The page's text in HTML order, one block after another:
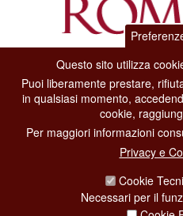
Dipartimento Grandi
Via di San Basilio, 51
00187 Roma
CONTACT
CONTATTA LA
Questo sito utilizza
Puoi liberamente prestare,
in qualsiasi momento,
cookie,
Per maggiori informazioni
Privacy e
Cookie
Necessari per il